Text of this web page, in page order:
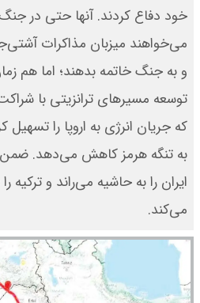
خود دفاع کردند. آنها حتی در جنگ
می‌خواهند میزبان مذاکرات
و به جنگ خاتمه بدهند؛ اما هم
توسعه مسیرهای ترانزیتی با
که جریان انرژی به اروپا را تسهیل
به تنگه هرمز کاهش می‌دهد. ضمن
ایران را به حاشیه می‌راند و ترکیه را
می‌کند.